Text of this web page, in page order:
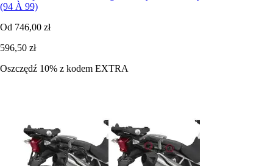
(94 À 99)
Od 746,00 zł
596,50 zł
Oszczędź 10% z kodem EXTRA